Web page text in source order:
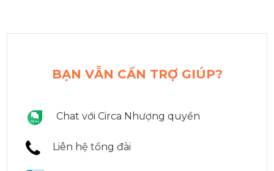
BẠN VẪN CẦN TRỢ GIÚP?
Chat với Circa Nhượng quyền
Liên hệ tổng đài